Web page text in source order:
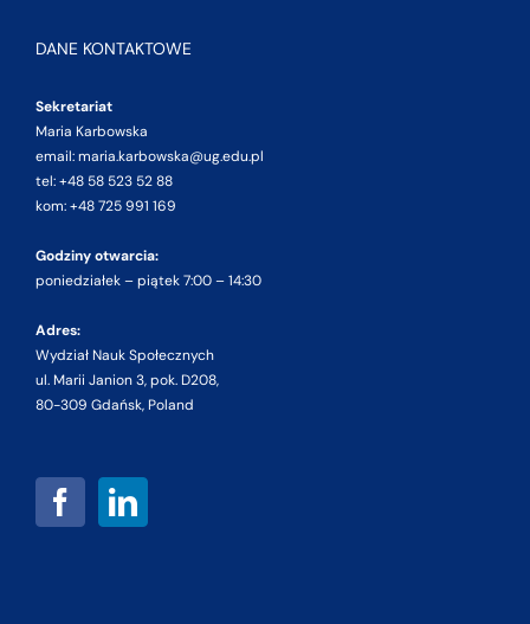
DANE KONTAKTOWE
Sekretariat
Maria Karbowska
email: maria.karbowska@ug.edu.pl
tel: +48 58 523 52 88
kom: +48 725 991 169
Godziny otwarcia:
poniedziałek – piątek 7:00 – 14:30
Adres:
Wydział Nauk Społecznych
ul. Marii Janion 3, pok. D208,
80-309 Gdańsk, Poland